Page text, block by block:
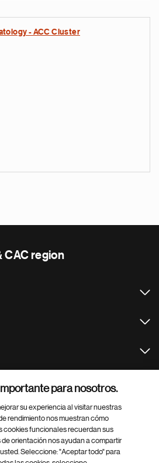
- ACC Cluster
CAC region
para nosotros.
su experiencia al visitar nuestras
rendimiento nos muestran cómo
cookies funcionales recuerdan sus
orientación nos ayudan a compartir
Seleccione: "Aceptar todo" para